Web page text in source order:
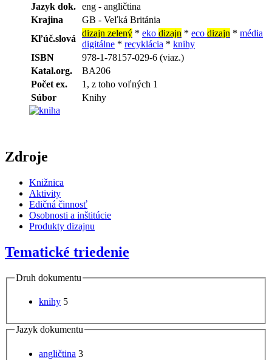
Jazyk dok. eng - angličtina
Krajina
GB - Veľká Británia
Kľúč.slová
dizajn zelený * eko dizajn * eco dizajn * média
digitálne * recyklácia * knihy
ISBN
978-1-78157-029-6 (viaz.)
Katal.org.
BA206
Počet ex.
1, z toho voľných 1
Súbor
Knihy
Zdroje
Knižnica
Aktivity
Edičná činnosť
Osobnosti a inštitúcie
Produkty dizajnu
Tematické triedenie
Druh dokumentu
knihy 5
Jazyk dokumentu
angličtina 3